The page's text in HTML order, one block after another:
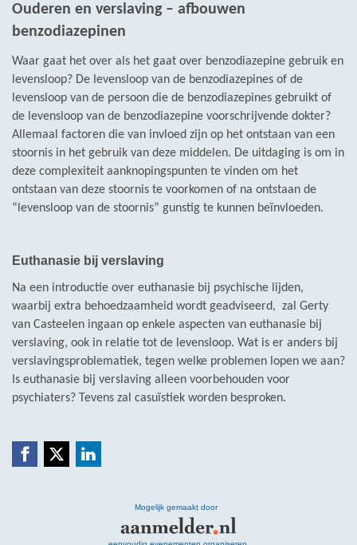
Ouderen en verslaving – afbouwen
benzodiazepinen
Waar gaat het over als het gaat over benzodiazepine gebruik en
levensloop? De levensloop van de benzodiazepines of de
levensloop van de persoon die de benzodiazepines gebruikt of
de levensloop van de benzodiazepine voorschrijvende dokter?
Allemaal factoren die van invloed zijn op het ontstaan van een
stoornis in het gebruik van deze middelen. De uitdaging is om in
deze complexiteit aanknopingspunten te vinden om het
ontstaan van deze stoornis te voorkomen of na ontstaan de
“levensloop van de stoornis” gunstig te kunnen beïnvloeden.
Euthanasie bij verslaving
Na een introductie over euthanasie bij psychische lijden,
waarbij extra behoedzaamheid wordt geadviseerd, zal Gerty
van Casteelen ingaan op enkele aspecten van euthanasie bij
verslaving, ook in relatie tot de levensloop. Wat is er anders bij
verslavingsproblematiek, tegen welke problemen lopen we aan?
Is euthanasie bij verslaving alleen voorbehouden voor
psychiaters? Tevens zal casuïstiek worden besproken.
Mogelijk gemaakt door